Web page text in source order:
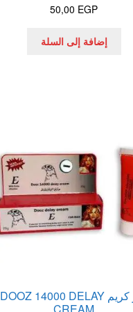
50,00 EGP
إضافة إلى السلة
دوز كريم DOOZ 14000 DELAY
CREAM